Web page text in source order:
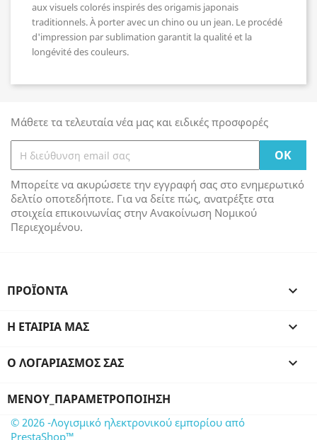
aux visuels colorés inspirés des origamis japonais
traditionnels. À porter avec un chino ou un jean. Le procédé
d'impression par sublimation garantit la qualité et la
longévité des couleurs.
Μάθετε τα τελευταία νέα μας και ειδικές προσφορές
Μπορείτε να ακυρώσετε την εγγραφή σας στο ενημερωτικό
δελτίο οποτεδήποτε. Για να δείτε πώς, ανατρέξτε στα
στοιχεία επικοινωνίας στην Ανακοίνωση Νομικού
Περιεχομένου.
ΠΡΟΪΌΝΤΑ 
Η ΕΤΑΙΡΊΑ ΜΑΣ 
Ο ΛΟΓΑΡΙΑΣΜΌΣ ΣΑΣ 
ΜΕΝΟΎ_ΠΑΡΑΜΕΤΡΟΠΟΊΗΣΗ
© 2026 -Λογισμικό ηλεκτρονικού εμπορίου από
PrestaShop™